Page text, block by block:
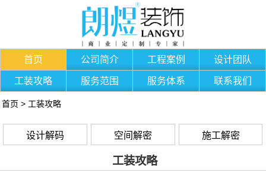
首页 公司简介 工程案例 设计团队
工装攻略 服务范围 服务体系 联系我们
首页 > 工装攻略
设计解码 空间解密 施工解密
工装攻略